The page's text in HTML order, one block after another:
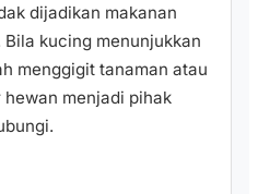
dijadikan makanan
kucing menunjukkan
menggigit tanaman atau
menjadi pihak